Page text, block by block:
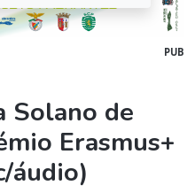
PUB
Solano de
Erasmus+
áudio)